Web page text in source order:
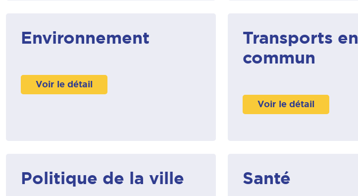
Environnement
Voir le détail
Transports en
commun
Voir le détail
Politique de la ville Santé